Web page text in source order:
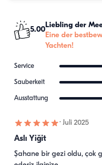
5.00
Liebling der
Eine der
Yachten!
Service
Sauberkeit
Ausstattung
· Juli 2025
Aslı Yiğit
Şahane bir gezi oldu, çok